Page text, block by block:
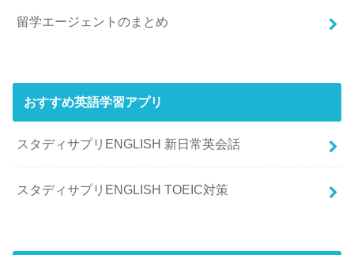
留学エージェントのまとめ
おすすめ英語学習アプリ
スタディサプリENGLISH 新日常英会話
スタディサプリENGLISH TOEIC対策